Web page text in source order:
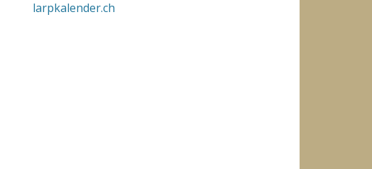
larpkalender.ch